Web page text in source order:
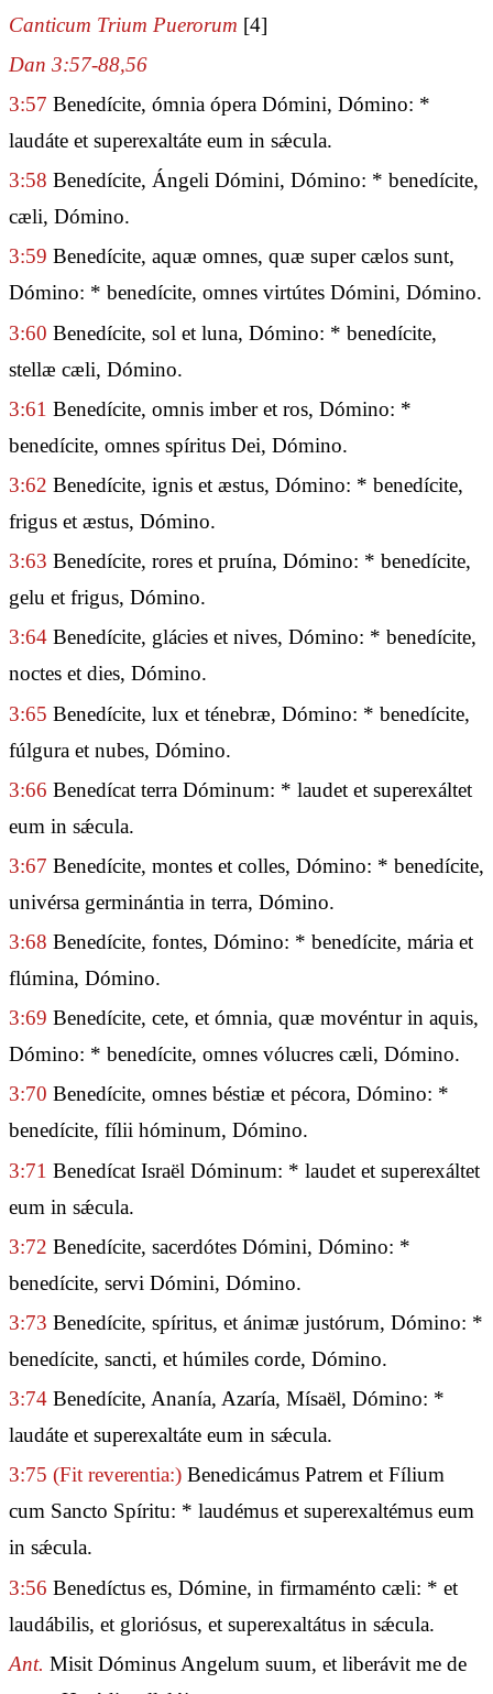
Canticum Trium Puerorum [4]
Dan 3:57-88,56
3:57 Benedícite, ómnia ópera Dómini, Dómino: *
laudáte et superexaltáte eum in sǽcula.
3:58 Benedícite, Ángeli Dómini, Dómino: * benedícite,
cæli, Dómino.
3:59 Benedícite, aquæ omnes, quæ super cælos sunt,
Dómino: * benedícite, omnes virtútes Dómini, Dómino.
3:60 Benedícite, sol et luna, Dómino: * benedícite,
stellæ cæli, Dómino.
3:61 Benedícite, omnis imber et ros, Dómino: *
benedícite, omnes spíritus Dei, Dómino.
3:62 Benedícite, ignis et æstus, Dómino: * benedícite,
frigus et æstus, Dómino.
3:63 Benedícite, rores et pruína, Dómino: * benedícite,
gelu et frigus, Dómino.
3:64 Benedícite, glácies et nives, Dómino: * benedícite,
noctes et dies, Dómino.
3:65 Benedícite, lux et ténebræ, Dómino: * benedícite,
fúlgura et nubes, Dómino.
3:66 Benedícat terra Dóminum: * laudet et superexáltet
eum in sǽcula.
3:67 Benedícite, montes et colles, Dómino: * benedícite,
univérsa germinántia in terra, Dómino.
3:68 Benedícite, fontes, Dómino: * benedícite, mária et
flúmina, Dómino.
3:69 Benedícite, cete, et ómnia, quæ movéntur in aquis,
Dómino: * benedícite, omnes vólucres cæli, Dómino.
3:70 Benedícite, omnes béstiæ et pécora, Dómino: *
benedícite, fílii hóminum, Dómino.
3:71 Benedícat Israël Dóminum: * laudet et superexáltet
eum in sǽcula.
3:72 Benedícite, sacerdótes Dómini, Dómino: *
benedícite, servi Dómini, Dómino.
3:73 Benedícite, spíritus, et ánimæ justórum, Dómino: *
benedícite, sancti, et húmiles corde, Dómino.
3:74 Benedícite, Ananía, Azaría, Mísaël, Dómino: *
laudáte et superexaltáte eum in sǽcula.
3:75 (Fit reverentia:) Benedicámus Patrem et Fílium
cum Sancto Spíritu: * laudémus et superexaltémus eum
in sǽcula.
3:56 Benedíctus es, Dómine, in firmaménto cæli: * et
laudábilis, et gloriósus, et superexaltátus in sǽcula.
Ant. Misit Dóminus Angelum suum, et liberávit me de